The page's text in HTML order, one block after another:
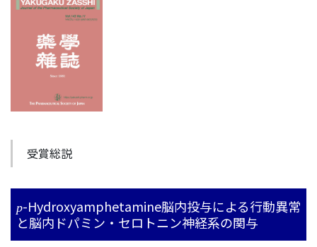
受賞総説
p-Hydroxyamphetamine脳内投与による行動異常
と脳内ドパミン・セロトニン神経系の関与